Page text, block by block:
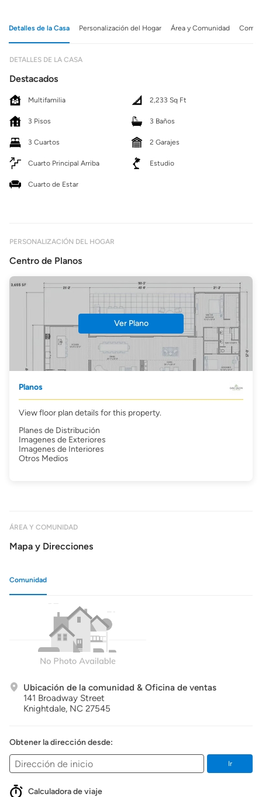
Detalles de la Casa Personalización del Hogar Área y Comunidad
DETALLES DE LA CASA
Destacados
Multifamilia 2,233 Sq Ft
3 Pisos 3 Baños
3 Cuartos 2 Garajes
Cuarto Principal Arriba Estudio
Cuarto de Estar
PERSONALIZACIÓN DEL HOGAR
Centro de Planos
Ver Plano
Planos
View floor plan details for this property.
Planes de Distribución
Imagenes de Exteriores
Imagenes de Interiores
Otros Medios
ÁREA Y COMUNIDAD
Mapa y Direcciones
Comunidad
Ubicación de la comunidad & Oficina de ventas
141 Broadway Street
Knightdale, NC 27545
Obtener la dirección desde:
Ir
Calculadora de viaje